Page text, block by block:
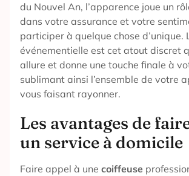
du Nouvel An, l’apparence joue un
dans votre assurance et votre
participer à quelque chose d’unique.
événementielle est cet atout discret
allure et donne une touche finale à
sublimant ainsi l’ensemble de votre
vous faisant rayonner.
Les avantages de
un service à domicile
Faire appel à une coiffeuse